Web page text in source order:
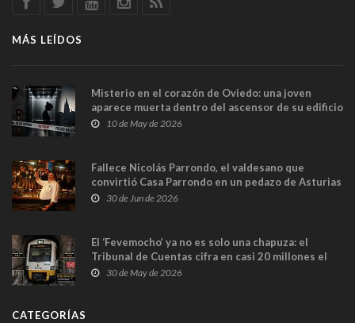
MÁS LEÍDOS
Misterio en el corazón de Oviedo: una joven
aparece muerta dentro del ascensor de su edificio
y las cámaras captan sus últimos minutos
10 de May de 2026
Fallece Nicolás Parrondo, el valdesano que
convirtió Casa Parrondo en un pedazo de Asturias
en Madrid
30 de Jun de 2026
El ‘Fevemocho’ ya no es solo una chapuza: el
Tribunal de Cuentas cifra en casi 20 millones el
sobrecoste de los trenes que no cabían por los
30 de May de 2026
CATEGORÍAS